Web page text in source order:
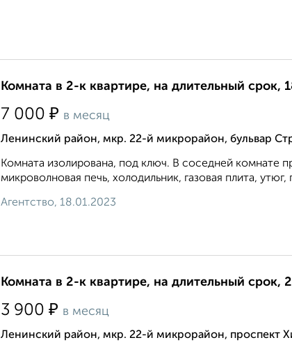
Комната в 2-к квартире, на длительный срок,
7 000 ₽ в месяц
Ленинский район, мкр. 22-й микрорайон, бульвар
Комната изолирована, под ключ. В соседней комнате
микроволновая печь, холодильник, газовая плита,
Агентство, 18.01.2023
Комната в 2-к квартире, на длительный срок,
3 900 ₽ в месяц
Ленинский район, мкр. 22-й микрорайон, проспект